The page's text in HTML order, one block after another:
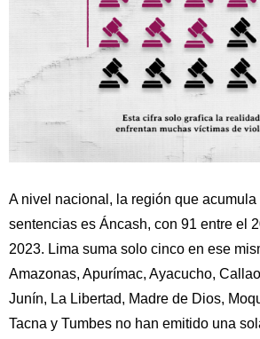
A nivel nacional, la región que
sentencias es Áncash, con 91 entre el
2023. Lima suma solo cinco en ese
Amazonas, Apurímac, Ayacucho,
Junín, La Libertad, Madre de Dios,
Tacna y Tumbes no han emitido una